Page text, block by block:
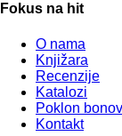
Fokus na hit
O nama
Knjižara
Recenzije
Katalozi
Poklon
Kontakt